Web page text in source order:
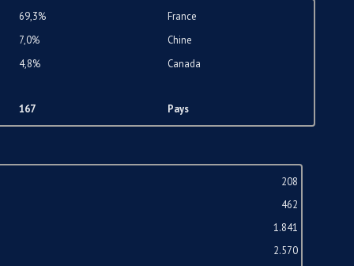
69,3%
France
7,0%
Chine
4,8%
Canada
167 Pays
208
462
1.841
2.570